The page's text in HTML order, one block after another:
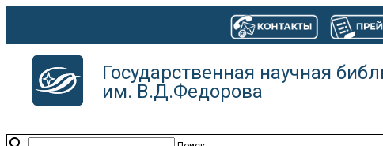
Государственная научная
им. В.Д.Федорова